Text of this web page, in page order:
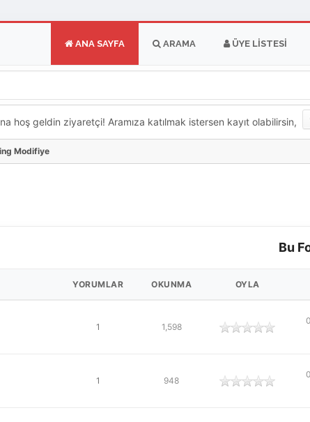
ANA SAYFA ARAMA ÜYE LISTESI
hoş geldin ziyaretçi! Aramıza katılmak istersen kayıt olabilirsin,
Modifiye
Bu
YORUMLAR OKUNMA OYLA
1 1,598
1 948